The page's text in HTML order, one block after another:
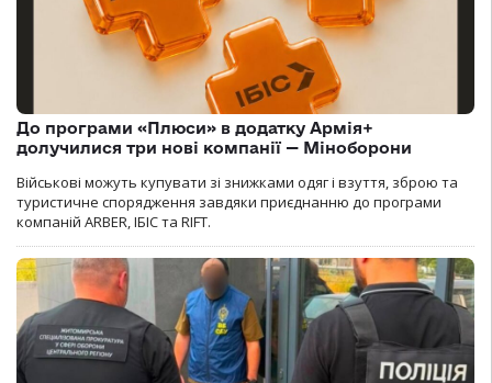
До програми «Плюси» в додатку Армія+
долучилися три нові компанії — Міноборони
Військові можуть купувати зі знижками одяг і взуття, зброю та
туристичне спорядження завдяки приєднанню до програми
компаній ARBER, ІБІС та RIFT.